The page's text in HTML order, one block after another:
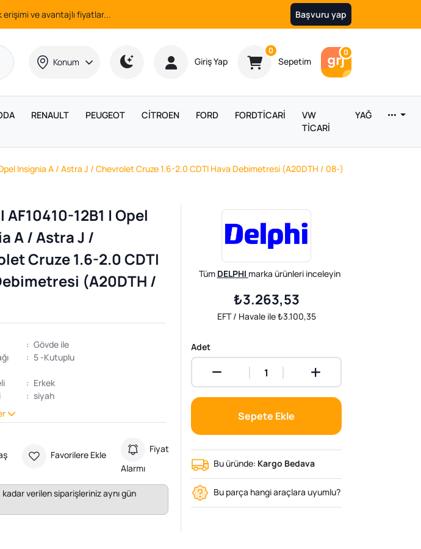
erişimi ve avantajlı fiyatlar... Başvuru yap
Konum Giriş Yap
0Ürün sayısı
Sepetim
0Araç sayısı
RENAULT PEUGEOT CİTROEN FORD FORDTİCARİ
VW
TİCARİ
YAĞ
Insignia A / Astra J / Chevrolet Cruze 1.6-2.0 CDTI Hava Debimetresi (A20DTH / 08-)
AF10410-12B1 | Opel
A / Astra J /
Cruze 1.6-2.0 CDTI
(A20DTH /
: Gövde ile
: 5 -Kutuplu
: Erkek
: siyah
Favorilere Ekle
Fiyat
Alarmı
kadar verilen siparişleriniz aynı gün
Tüm DELPHI marka ürünleri inceleyin
₺3.263,53
EFT / Havale ile ₺3.100,35
Adet
Sepete Ekle
Bu üründe: Kargo Bedava
Bu parça hangi araçlara uyumlu?